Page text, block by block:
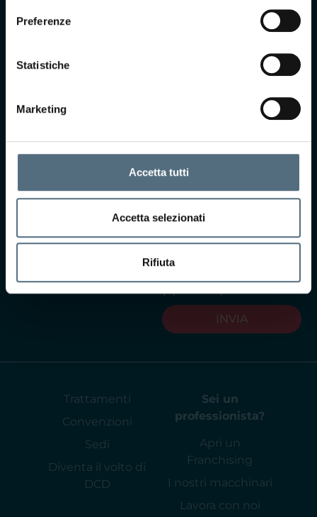
Preferenze
Statistiche
Marketing
Accetta tutti
Accetta selezionati
Rifiuta
Accetto Termini e
casella, acconsento i
sensi dell'art. 13 del
GDPRLeggi
l'informativa privacy
Acconsento al
INVIA
Trattamenti
Convenzioni
Sedi
Diventa il volto di
DCD
Sei un
professionista?
Apri un
Franchising
I nostri macchinari
Lavora con noi